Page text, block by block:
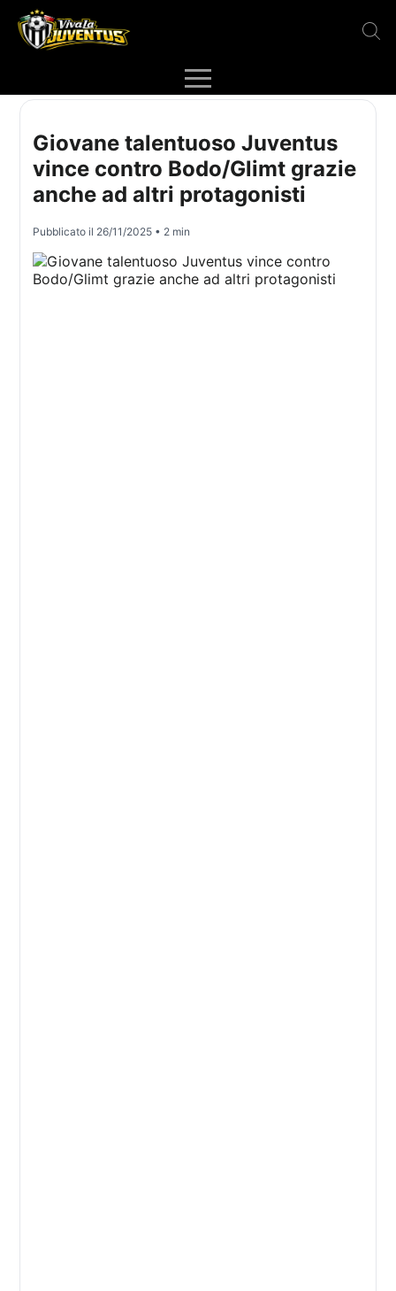
Giovane talentuoso Juventus
vince contro Bodo/Glimt grazie
anche ad altri protagonisti
Pubblicato il 26/11/2025 • 2 min